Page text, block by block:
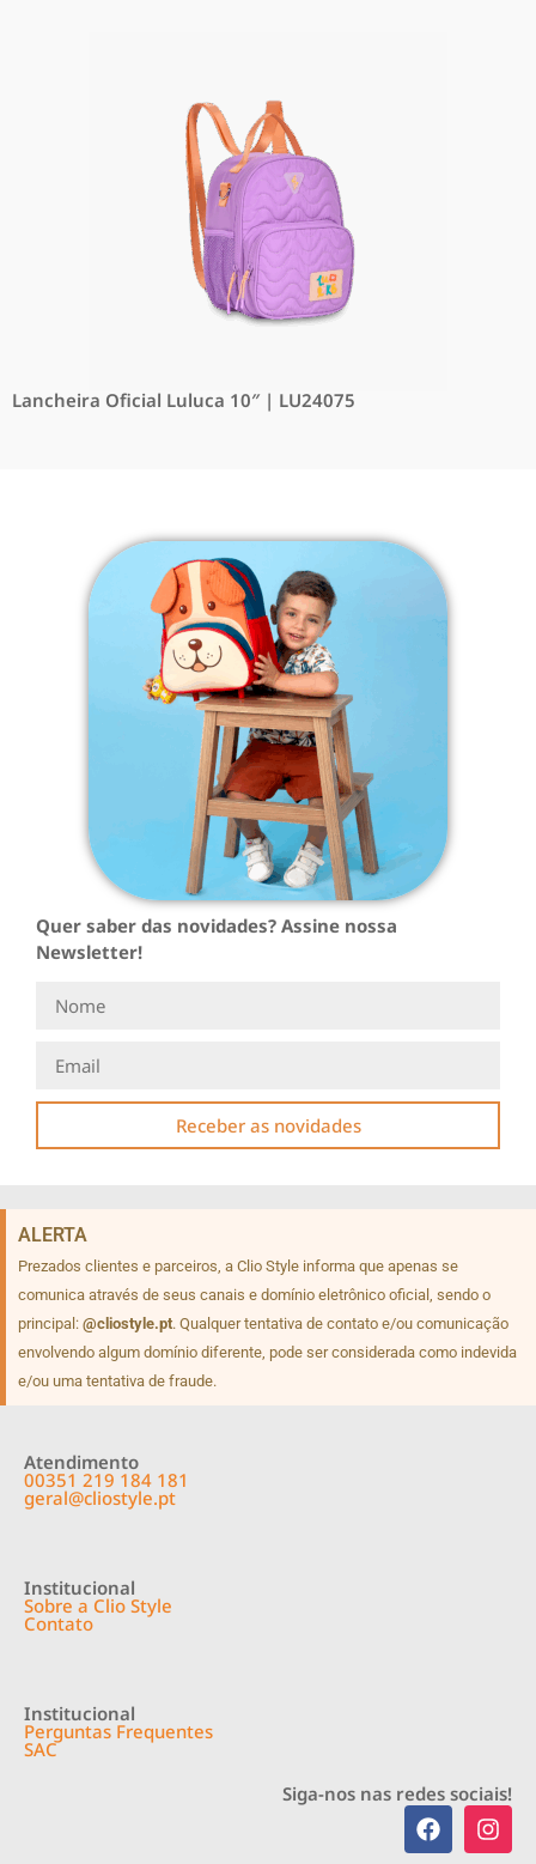
Lancheira Oficial Luluca 10″ | LU24075
Quer saber das novidades? Assine nossa
Newsletter!
Receber as novidades
ALERTA
Prezados clientes e parceiros, a Clio Style informa que apenas se
comunica através de seus canais e domínio eletrônico oficial, sendo o
principal: @cliostyle.pt. Qualquer tentativa de contato e/ou comunicação
envolvendo algum domínio diferente, pode ser considerada como indevida
e/ou uma tentativa de fraude.
Atendimento
00351 219 184 181
geral@cliostyle.pt
Institucional
Sobre a Clio Style
Contato
Institucional
Perguntas Frequentes
SAC
Siga-nos nas redes sociais!